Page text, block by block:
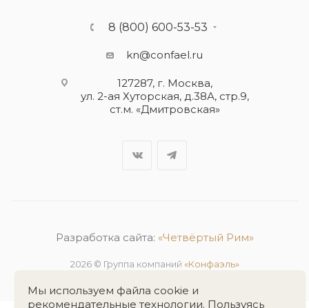
8 (800) 600-53-53
kn@confael.ru
127287, г. Москва,
ул. 2-ая Хуторская, д.38А, стр.9,
ст.м. «Дмитровская»
Разработка сайта: «Четвёртый Рим»
2026 © Группа компаний «Конфаэль»
Мы используем файла cookie и
рекомендательные технологии. Пользуясь